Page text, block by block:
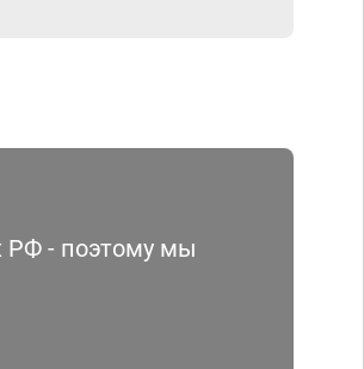
РФ - поэтому мы